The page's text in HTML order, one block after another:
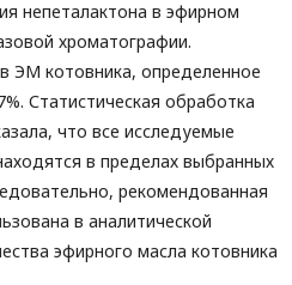
непеталактона в эфирном
хроматографии.
ЭМ котовника, определенное
Статистическая обработка
что все исследуемые
в пределах выбранных
рекомендованная
в аналитической
эфирного масла котовника